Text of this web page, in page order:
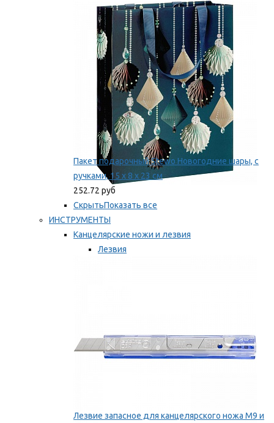
Ленты, бобины
Мы рекомендуем
Пакет подарочный Stewo Новогодние шары, с
ручками, 15 х 8 х 23 см
252.72 руб
СкрытьПоказать все
ИНСТРУМЕНТЫ
Канцелярские ножи и лезвия
Лезвия
Лезвие запасное для канцелярского ножа M9 и